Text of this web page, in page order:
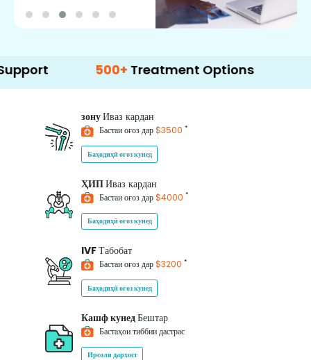
500+ Treatment Options
зонуИваз кардан
Бастаи оғоз дар$3500 *
Баҳодиҳӣ оғоз кунед
ҲИПИваз кардан
Бастаи оғоз дар$4000 *
Баҳодиҳӣ оғоз кунед
IVFТабобат
Бастаи оғоз дар$3200 *
Баҳодиҳӣ оғоз кунед
Кашф кунедБештар
Бастаҳои тиббии дастрас
Ирсоли дархост